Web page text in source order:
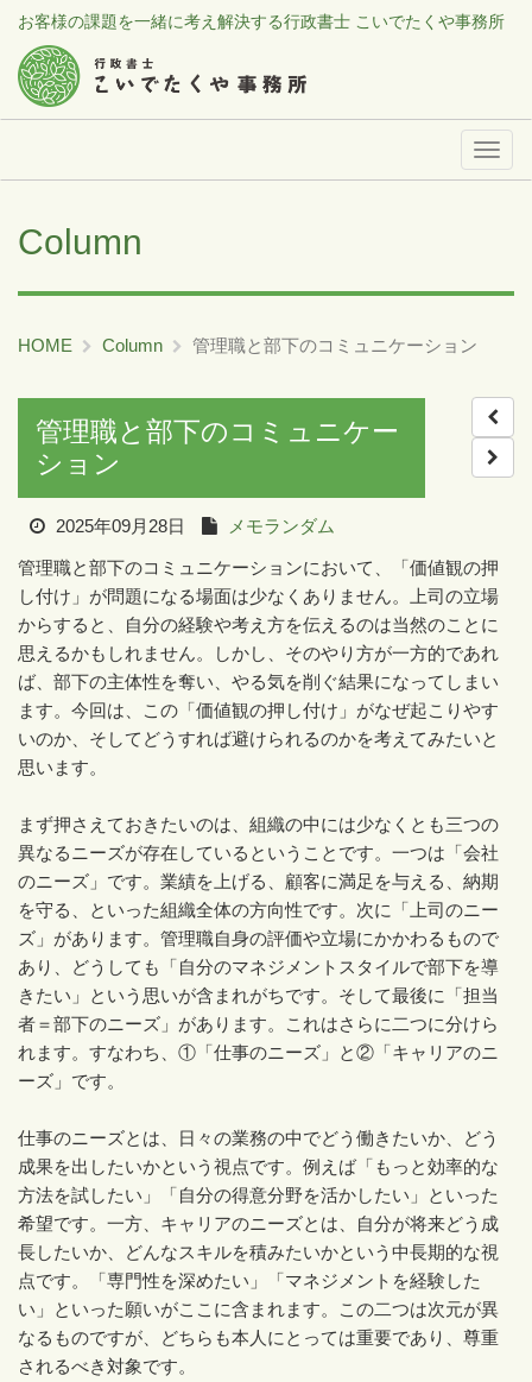
お客様の課題を一緒に考え解決する行政書士 こいでたくや事務所
メ
Column
HOME Column 管理職と部下のコミュニケーション
管理職と部下のコミュニケー
ション
2025年09月28日 メモランダム
管理職と部下のコミュニケーションにおいて、「価値観の押
し付け」が問題になる場面は少なくありません。上司の立場
からすると、自分の経験や考え方を伝えるのは当然のことに
思えるかもしれません。しかし、そのやり方が一方的であれ
ば、部下の主体性を奪い、やる気を削ぐ結果になってしまい
ます。今回は、この「価値観の押し付け」がなぜ起こりやす
いのか、そしてどうすれば避けられるのかを考えてみたいと
思います。
まず押さえておきたいのは、組織の中には少なくとも三つの
異なるニーズが存在しているということです。一つは「会社
のニーズ」です。業績を上げる、顧客に満足を与える、納期
を守る、といった組織全体の方向性です。次に「上司のニー
ズ」があります。管理職自身の評価や立場にかかわるもので
あり、どうしても「自分のマネジメントスタイルで部下を導
きたい」という思いが含まれがちです。そして最後に「担当
者＝部下のニーズ」があります。これはさらに二つに分けら
れます。すなわち、①「仕事のニーズ」と②「キャリアのニ
ーズ」です。
仕事のニーズとは、日々の業務の中でどう働きたいか、どう
成果を出したいかという視点です。例えば「もっと効率的な
方法を試したい」「自分の得意分野を活かしたい」といった
希望です。一方、キャリアのニーズとは、自分が将来どう成
長したいか、どんなスキルを積みたいかという中長期的な視
点です。「専門性を深めたい」「マネジメントを経験した
い」といった願いがここに含まれます。この二つは次元が異
なるものですが、どちらも本人にとっては重要であり、尊重
されるべき対象です。